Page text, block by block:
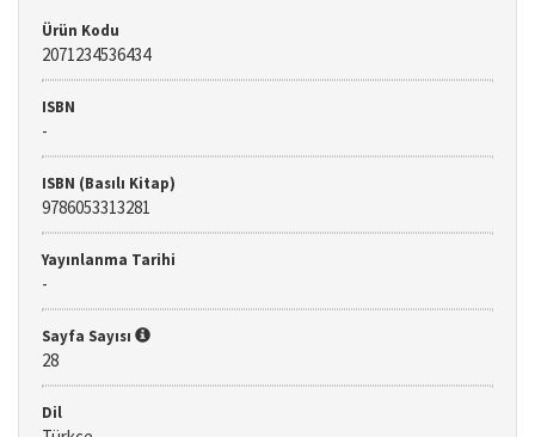
Ürün Kodu
2071234536434
ISBN
-
ISBN (Basılı Kitap)
9786053313281
Yayınlanma Tarihi
-
Sayfa Sayısı
28
Dil